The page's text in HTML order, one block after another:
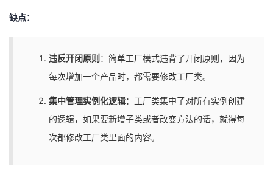
缺点：
违反开闭原则 ：简单工厂模式违背了开闭原则，因为
每次增加一个产品时，都需要修改工厂类。
集中管理实例化逻辑：工厂类集中了对所有实例创建
的逻辑，如果要新增子类或者改变方法的话，就得每
次都修改工厂类里面的内容。